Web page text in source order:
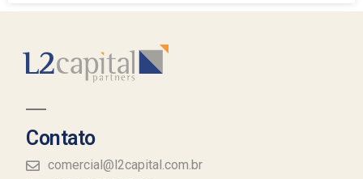
Contato
comercial@l2capital.com.br